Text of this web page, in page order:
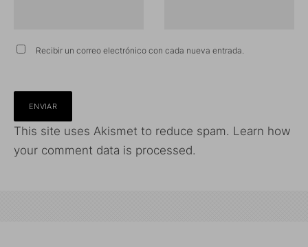
Recibir un correo electrónico con cada nueva entrada.
This site uses Akismet to reduce spam. Learn how
your comment data is processed.